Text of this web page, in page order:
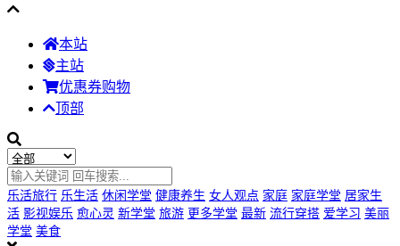
本站
主站
优惠券购物
顶部
乐活旅行 乐生活 休闲学堂 健康养生 女人观点 家庭 家庭学堂 居家生
活 影视娱乐 愈心灵 新学堂 旅游 更多学堂 最新 流行穿搭 爱学习 美丽
学堂 美食